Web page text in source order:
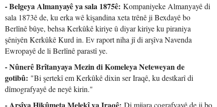
- Belgeya Almanyayê ya sala 1875ê: Kompaniyeke Almanyayê di
sala 1873ê de, ku erka wê kişandina xeta trênê ji Bexdayê bo
Berlînê bûye, behsa Kerkûkê kiriye û diyar kiriye ku piraniya
şêniyên Kerkûkê Kurd in. Ev raport niha jî di arşîva Navenda
Ewropayê de li Berlînê parastî ye.
- Nûnerê Brîtanyaya Mezin di Komeleya Neteweyan de
gotibû: "Bi şertekî em Kerkûkê dixin ser Iraqê, ku destkarî di
dîmografyayê de neyê kirin."
Di mijara cografyayê de ji bo